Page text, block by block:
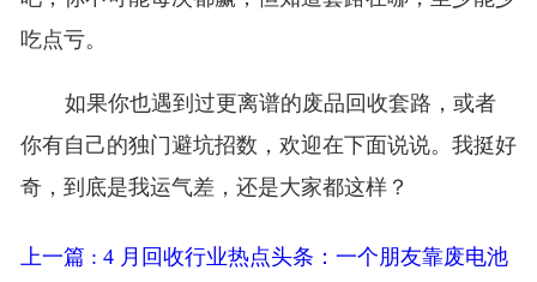
吃点亏。
如果你也遇到过更离谱的废品回收套路，或者
你有自己的独门避坑招数，欢迎在下面说说。我挺好
奇，到底是我运气差，还是大家都这样？
上一篇 : 4 月回收行业热点头条：一个朋友靠废电池